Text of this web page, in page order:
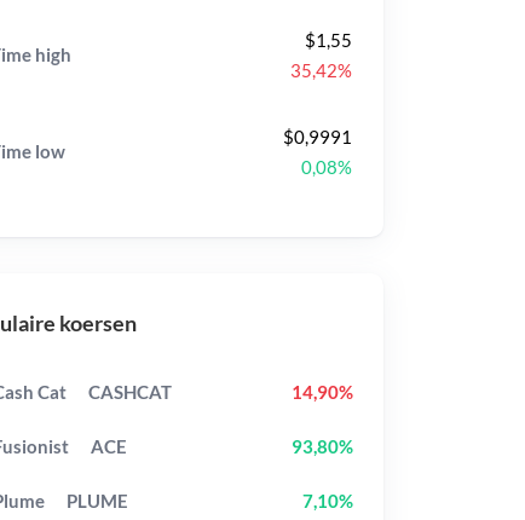
high
$1,55
35,42%
low
$0,9991
0,08%
koersen
Cat CASHCAT 14,90%
ACE 93,80%
PLUME 7,10%